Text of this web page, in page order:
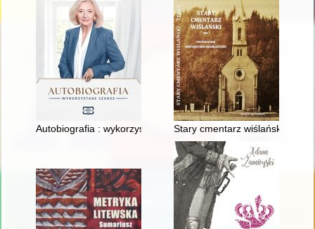
Autobiografia : wykorzystane szanseStary cmentarz wiślański. T. 1,